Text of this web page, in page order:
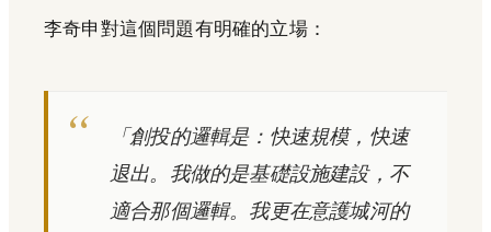
李奇申對這個問題有明確的立場：
「創投的邏輯是：快速規模，快速
退出。我做的是基礎設施建設，不
適合那個邏輯。我更在意護城河的